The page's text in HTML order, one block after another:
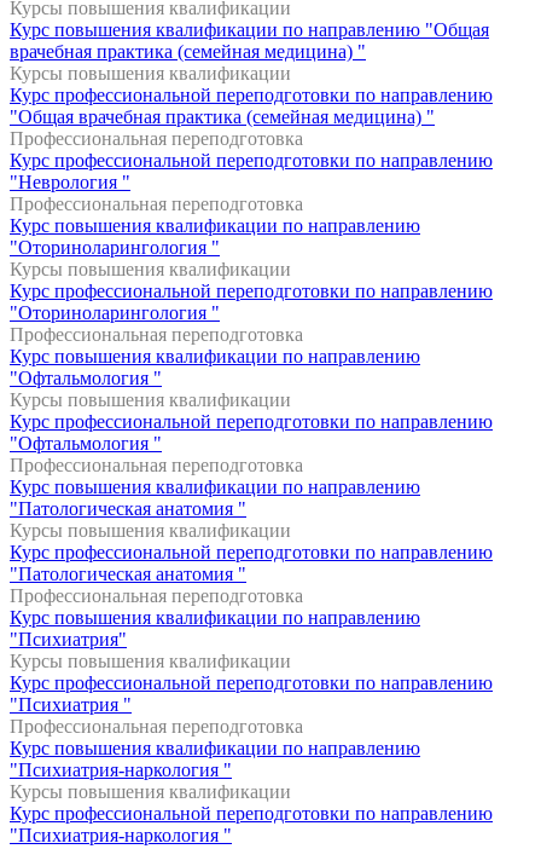
Курсы повышения квалификации
Курс повышения квалификации по направлению "Общая
врачебная практика (семейная медицина) "
Курсы повышения квалификации
Курс профессиональной переподготовки по направлению
"Общая врачебная практика (семейная медицина) "
Профессиональная переподготовка
Курс профессиональной переподготовки по направлению
"Неврология "
Профессиональная переподготовка
Курс повышения квалификации по направлению
"Оториноларингология "
Курсы повышения квалификации
Курс профессиональной переподготовки по направлению
"Оториноларингология "
Профессиональная переподготовка
Курс повышения квалификации по направлению
"Офтальмология "
Курсы повышения квалификации
Курс профессиональной переподготовки по направлению
"Офтальмология "
Профессиональная переподготовка
Курс повышения квалификации по направлению
"Патологическая анатомия "
Курсы повышения квалификации
Курс профессиональной переподготовки по направлению
"Патологическая анатомия "
Профессиональная переподготовка
Курс повышения квалификации по направлению
"Психиатрия"
Курсы повышения квалификации
Курс профессиональной переподготовки по направлению
"Психиатрия "
Профессиональная переподготовка
Курс повышения квалификации по направлению
"Психиатрия-наркология "
Курсы повышения квалификации
Курс профессиональной переподготовки по направлению
"Психиатрия-наркология "